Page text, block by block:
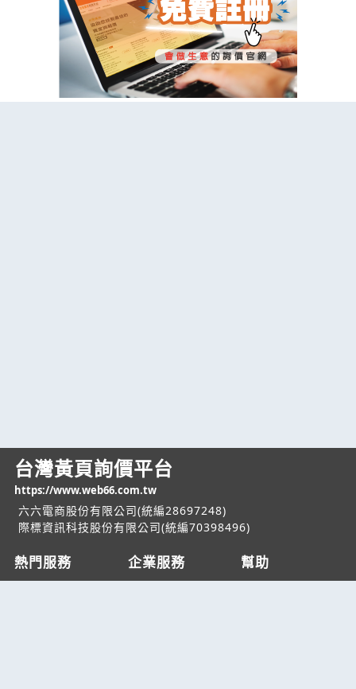
台灣黃頁詢價平台
https://www.web66.com.tw
六六電商股份有限公司(統編28697248)
際標資訊科技股份有限公司(統編70398496)
熱門服務 企業服務 幫助